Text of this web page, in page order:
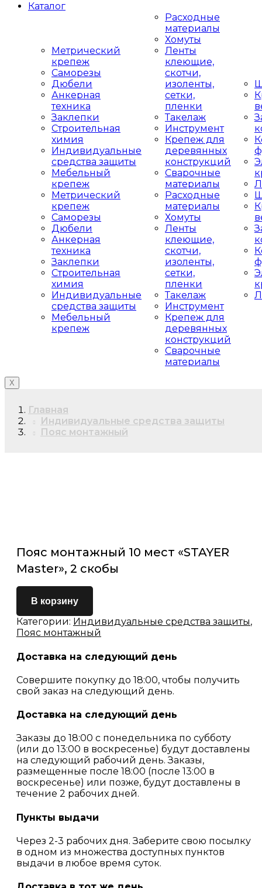
Каталог
Метрический
крепеж
Саморезы
Дюбели
Анкерная
техника
Заклепки
Строительная
химия
Индивидуальные
средства защиты
Мебельный
крепеж
Метрический
крепеж
Саморезы
Дюбели
Анкерная
техника
Заклепки
Строительная
химия
Индивидуальные
средства защиты
Мебельный
крепеж
Расходные
материалы
Хомуты
Ленты
клеющие,
скотчи,
изоленты,
сетки,
пленки
Такелаж
Инструмент
Крепеж для
деревянных
конструкций
Сварочные
материалы
Расходные
материалы
Хомуты
Ленты
клеющие,
скотчи,
изоленты,
сетки,
пленки
Такелаж
Инструмент
Крепеж для
деревянных
конструкций
Сварочные
материалы
X
Главная
Индивидуальные средства защиты
Пояс монтажный
Пояс монтажный 10 мест «STAYER
Master», 2 скобы
В корзину
Категории: Индивидуальные средства защиты,
Пояс монтажный
Доставка на следующий день
Совершите покупку до 18:00, чтобы получить
свой заказ на следующий день.
Доставка на следующий день
Заказы до 18:00 с понедельника по субботу
(или до 13:00 в воскресенье) будут доставлены
на следующий рабочий день. Заказы,
размещенные после 18:00 (после 13:00 в
воскресенье) или позже, будут доставлены в
течение 2 рабочих дней.
Пункты выдачи
Через 2-3 рабочих дня. Заберите свою посылку
в одном из множества доступных пунктов
выдачи в любое время суток.